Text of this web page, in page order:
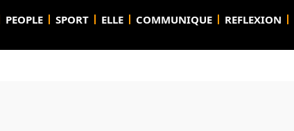
PEOPLE SPORT ELLE COMMUNIQUE REFLEXION